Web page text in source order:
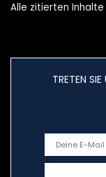
Alle zitierten
TRETEN